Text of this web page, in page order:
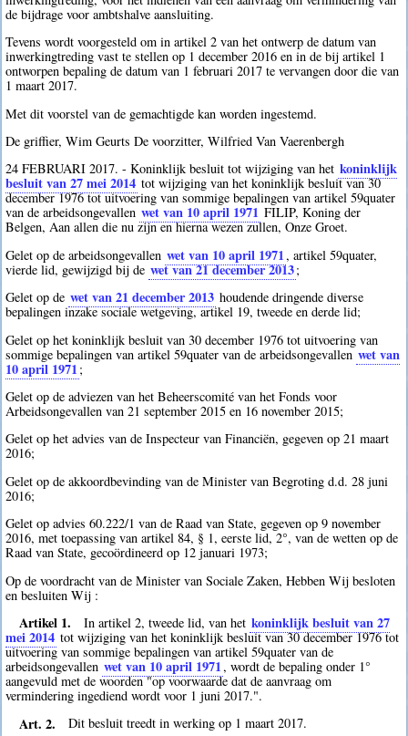
de bijdrage voor ambtshalve aansluiting.
Tevens wordt voorgesteld om in artikel 2 van het ontwerp de datum van
inwerkingtreding vast te stellen op 1 december 2016 en in de bij artikel 1
ontworpen bepaling de datum van 1 februari 2017 te vervangen door die van
1 maart 2017.
Met dit voorstel van de gemachtigde kan worden ingestemd.
De griffier, Wim Geurts De voorzitter, Wilfried Van Vaerenbergh
24 FEBRUARI 2017. - Koninklijk besluit tot wijziging van het koninklijk
besluit van 27 mei 2014 tot wijziging van het koninklijk besluit van 30
december 1976 tot uitvoering van sommige bepalingen van artikel 59quater
van de arbeidsongevallen wet van 10 april 1971 FILIP, Koning der
Belgen, Aan allen die nu zijn en hierna wezen zullen, Onze Groet.
Gelet op de arbeidsongevallen wet van 10 april 1971, artikel 59quater,
vierde lid, gewijzigd bij de wet van 21 december 2013;
Gelet op de wet van 21 december 2013 houdende dringende diverse
bepalingen inzake sociale wetgeving, artikel 19, tweede en derde lid;
Gelet op het koninklijk besluit van 30 december 1976 tot uitvoering van
sommige bepalingen van artikel 59quater van de arbeidsongevallen wet van
10 april 1971;
Gelet op de adviezen van het Beheerscomité van het Fonds voor
Arbeidsongevallen van 21 september 2015 en 16 november 2015;
Gelet op het advies van de Inspecteur van Financiën, gegeven op 21 maart
2016;
Gelet op de akkoordbevinding van de Minister van Begroting d.d. 28 juni
2016;
Gelet op advies 60.222/1 van de Raad van State, gegeven op 9 november
2016, met toepassing van artikel 84, § 1, eerste lid, 2°, van de wetten op de
Raad van State, gecoördineerd op 12 januari 1973;
Op de voordracht van de Minister van Sociale Zaken, Hebben Wij besloten
en besluiten Wij :
Artikel 1. In artikel 2, tweede lid, van het koninklijk besluit van 27
mei 2014 tot wijziging van het koninklijk besluit van 30 december 1976 tot
uitvoering van sommige bepalingen van artikel 59quater van de
arbeidsongevallen wet van 10 april 1971, wordt de bepaling onder 1°
aangevuld met de woorden "op voorwaarde dat de aanvraag om
vermindering ingediend wordt voor 1 juni 2017.".
Art. 2. Dit besluit treedt in werking op 1 maart 2017.